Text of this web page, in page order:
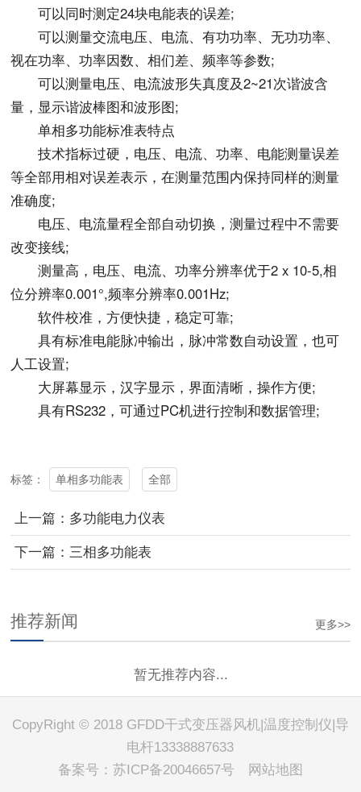
可以同时测定24块电能表的误差;
可以测量交流电压、电流、有功功率、无功功率、
视在功率、功率因数、相们差、频率等参数;
可以测量电压、电流波形失真度及2~21次谐波含
量，显示谐波棒图和波形图;
单相多功能标准表特点
技术指标过硬，电压、电流、功率、电能测量误差
等全部用相对误差表示，在测量范围内保持同样的测量
准确度;
电压、电流量程全部自动切换，测量过程中不需要
改变接线;
测量高，电压、电流、功率分辨率优于2 x 10-5,相
位分辨率0.001°,频率分辨率0.001Hz;
软件校准，方便快捷，稳定可靠;
具有标准电能脉冲输出，脉冲常数自动设置，也可
人工设置;
大屏幕显示，汉字显示，界面清晰，操作方便;
具有RS232，可通过PC机进行控制和数据管理;
标签： 单相多功能表 全部
上一篇：多功能电力仪表
下一篇：三相多功能表
更多>>
推荐新闻
暂无推荐内容...
CopyRight © 2018 GFDD干式变压器风机|温度控制仪|导
电杆13338887633
备案号： 苏ICP备20046657号 网站地图